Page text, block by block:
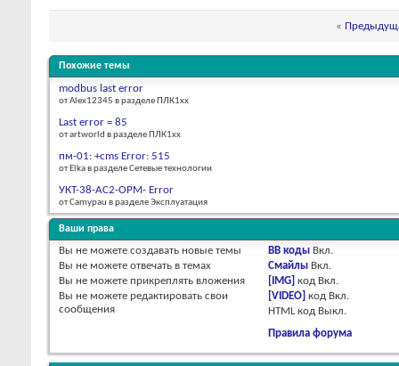
«
Похожие темы
modbus last error
от Alex12345 в разделе ПЛК1хх
Last error = 85
от artworld в разделе ПЛК1хх
пм-01: +cms Error: 515
от Elka в разделе Сетевые технологии
УКТ-38-AC2-OPM- Error
от Camypau в разделе Эксплуатация
Ваши права
Вы не можете создавать новые темы
Вы не можете отвечать в темах
Вы не можете прикреплять вложения
Вы не можете редактировать свои
сообщения
BB коды Вкл.
Смайлы Вкл.
[IMG] код Вкл.
[VIDEO] код Вкл.
HTML код Выкл.
Правила форума